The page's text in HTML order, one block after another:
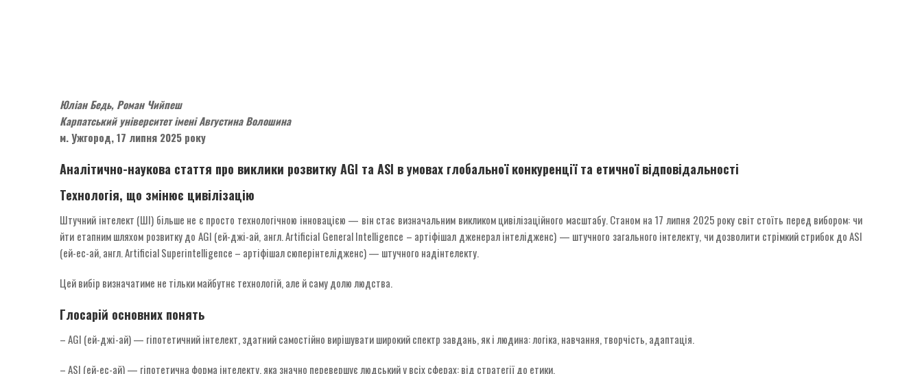
Юліан Бедь, Роман Чийпеш
Карпатський університет імені Августина Волошина
м. Ужгород, 17 липня 2025 року
Аналітично-наукова стаття про виклики розвитку AGI та ASI в умовах глобальної конкуренції та етичної відповідальності
Технологія, що змінює цивілізацію
Штучний інтелект (ШІ) більше не є просто технологічною інновацією — він стає визначальним викликом цивілізаційного масштабу. Станом на 17 липня 2025 року світ стоїть перед вибором: чи
йти етапним шляхом розвитку до AGI (ей-джі-ай, англ. Artificial General Intelligence – артіфішал дженерал інтелідженс) — штучного загального інтелекту, чи дозволити стрімкий стрибок до ASI
(ей-ес-ай, англ. Artificial Superintelligence – артіфішал сюперінтелідженс) — штучного надінтелекту.
Цей вибір визначатиме не тільки майбутнє технологій, але й саму долю людства.
Глосарій основних понять
– AGI (ей-джі-ай) — гіпотетичний інтелект, здатний самостійно вирішувати широкий спектр завдань, як і людина: логіка, навчання, творчість, адаптація.
– ASI (ей-ес-ай) — гіпотетична форма інтелекту, яка значно перевершує людський у всіх сферах: від стратегії до етики.